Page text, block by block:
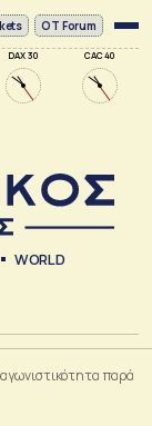
DAX 30 CAC 40
OT Forum
WORLD
παρά